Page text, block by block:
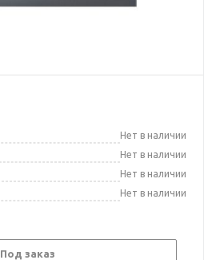
Нет в наличии
Нет в наличии
Нет в наличии
Нет в наличии
Под заказ